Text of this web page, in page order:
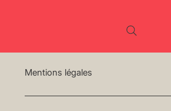
Mentions légales